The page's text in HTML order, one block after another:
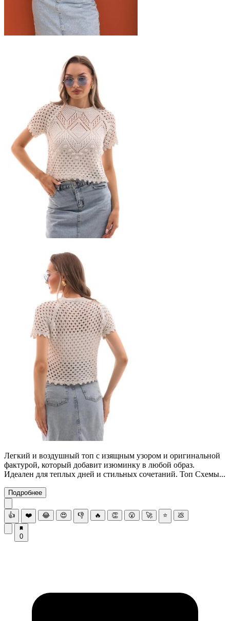
Легкий и воздушный топ с изящным узором и оригинальной
фактурой, который добавит изюминку в любой образ.
Идеален для теплых дней и стильных сочетаний. Топ Схемы...
Подробнее
👍 ❤️ 😂 😍 👎 🔥 👏 😮 🚀 ⭐ 💩
0